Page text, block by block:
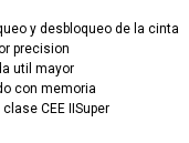
y desbloqueo de la cinta
precision
util mayor
anti oxido con
CEE IISuper